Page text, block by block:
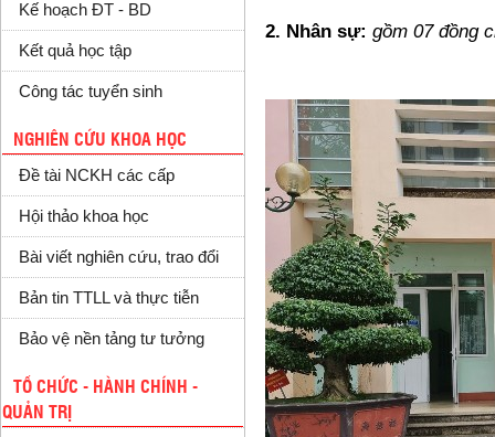
Kế hoạch ĐT - BD
Kết quả học tập
Công tác tuyển sinh
NGHIÊN CỨU KHOA HỌC
Đề tài NCKH các cấp
Hội thảo khoa học
Bài viết nghiên cứu, trao đổi
Bản tin TTLL và thực tiễn
Bảo vệ nền tảng tư tưởng
TỔ CHỨC - HÀNH CHÍNH -
QUẢN TRỊ
2. Nhân sự: gồm 07 đồng